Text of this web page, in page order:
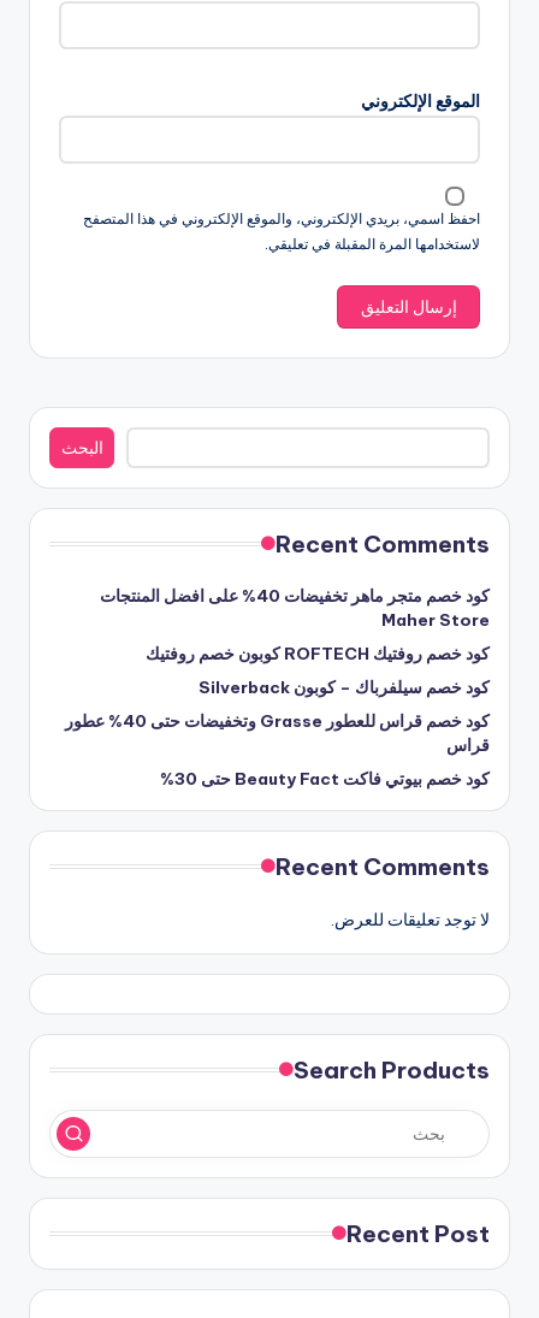
الموقع الإلكتروني
احفظ اسمي، بريدي الإلكتروني، والموقع الإلكتروني في هذا المتصفح
لاستخدامها المرة المقبلة في تعليقي.
البحث
البحث
Recent Comments
كود خصم متجر ماهر تخفيضات 40% على افضل المنتجات
Maher Store
كود خصم روفتيك ROFTECH كوبون خصم روفتيك
كود خصم سيلفرباك – كوبون Silverback
كود خصم قراس للعطور Grasse وتخفيضات حتى 40% عطور
قراس
كود خصم بيوتي فاكت Beauty Fact حتى 30%
Recent Comments
لا توجد تعليقات للعرض.
Search Products
Recent Post